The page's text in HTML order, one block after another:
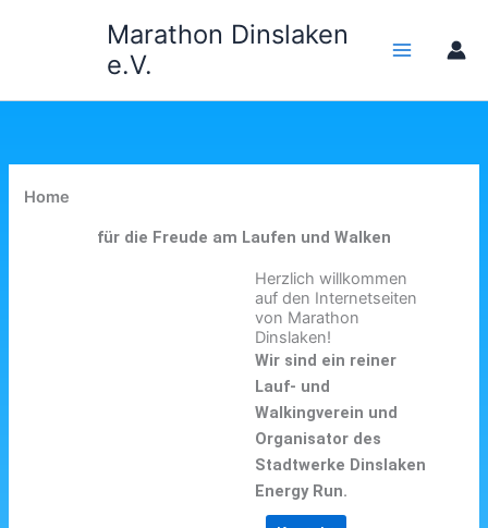
Marathon Dinslaken
e.V.
Home
für die Freude am Laufen und Walken
Herzlich willkommen
auf den Internetseiten
von Marathon
Dinslaken!
Wir sind ein reiner
Lauf- und
Walkingverein und
Organisator des
Stadtwerke Dinslaken
Energy Run.